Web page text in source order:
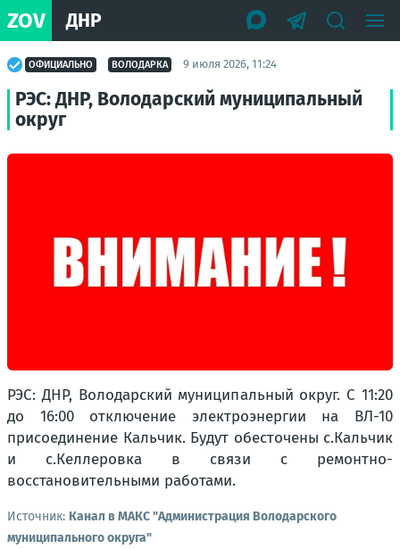
ZOV ДНР
ОФИЦИАЛЬНО ВОЛОДАРКА 9 июля 2026, 11:24
РЭС: ДНР, Володарский муниципальный
округ
РЭС: ДНР, Володарский муниципальный округ. С 11:20
до 16:00 отключение электроэнергии на ВЛ-10
присоединение Кальчик. Будут обесточены с.Кальчик
и с.Келлеровка в связи с ремонтно-
восстановительными работами.
Источник: Канал в МАКС "Администрация Володарского
муниципального округа"